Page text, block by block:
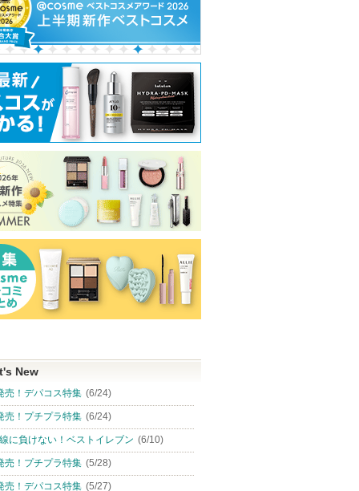
New
売！デパコス特集 (6/24)
売！プチプラ特集 (6/24)
に負けない！ベストイレブン (6/10)
売！プチプラ特集 (5/28)
売！デパコス特集 (5/27)